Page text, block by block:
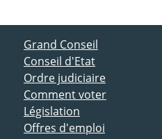
ACCÈS DIRECT
Grand Conseil
Conseil d'Etat
Ordre judiciaire
Comment voter
Législation
Offres d'emploi